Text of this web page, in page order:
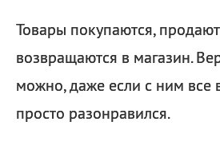
Товары покупаются,
возвращаются в магазин.
можно, даже если с ним все
просто разонравился.